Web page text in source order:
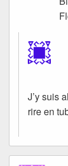
J’y suis
rire en